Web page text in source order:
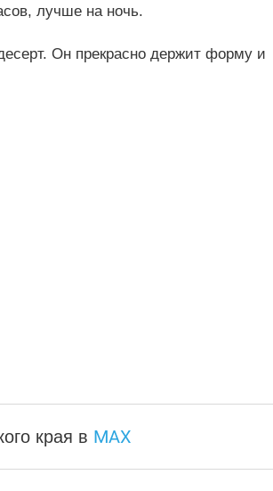
лучше на ночь.
Он прекрасно держит форму и
края в MAX